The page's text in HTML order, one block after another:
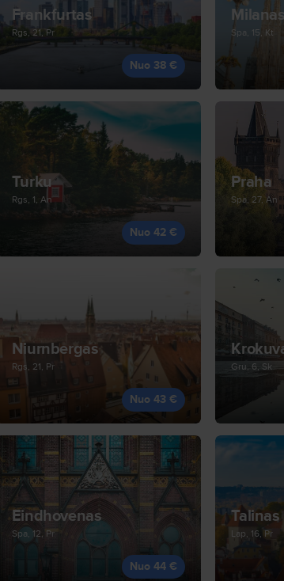
Frankfurtas
Rgs, 21, Pr
Nuo 38 €
Milanas
Spa, 15, Kt
Turku
Rgs, 1, An
Nuo 42 €
Praha
Spa, 27, An
Niurnbergas
Rgs, 21, Pr
Nuo 43 €
Gru, 6, Sk
Eindhovenas
Spa, 12, Pr
Nuo 44 €
Talinas
Lap, 16, Pr